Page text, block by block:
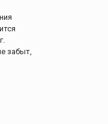
забыт,